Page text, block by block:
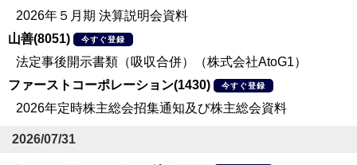
2026年５月期 決算説明会資料
山善(8051)
今すぐ登録
法定事後開示書類（吸収合併）（株式会社AtoG1）
ファーストコーポレーション(1430)
今すぐ登録
2026年定時株主総会招集通知及び株主総会資料
2026/07/31